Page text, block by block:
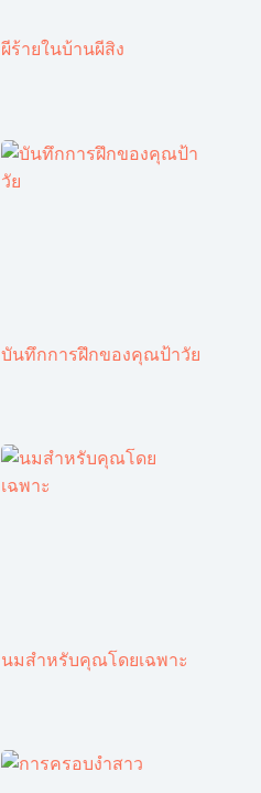
ผีร้ายในบ้านผีสิง
บันทึกการฝึกของคุณป้าวัย
นมสำหรับคุณโดยเฉพาะ